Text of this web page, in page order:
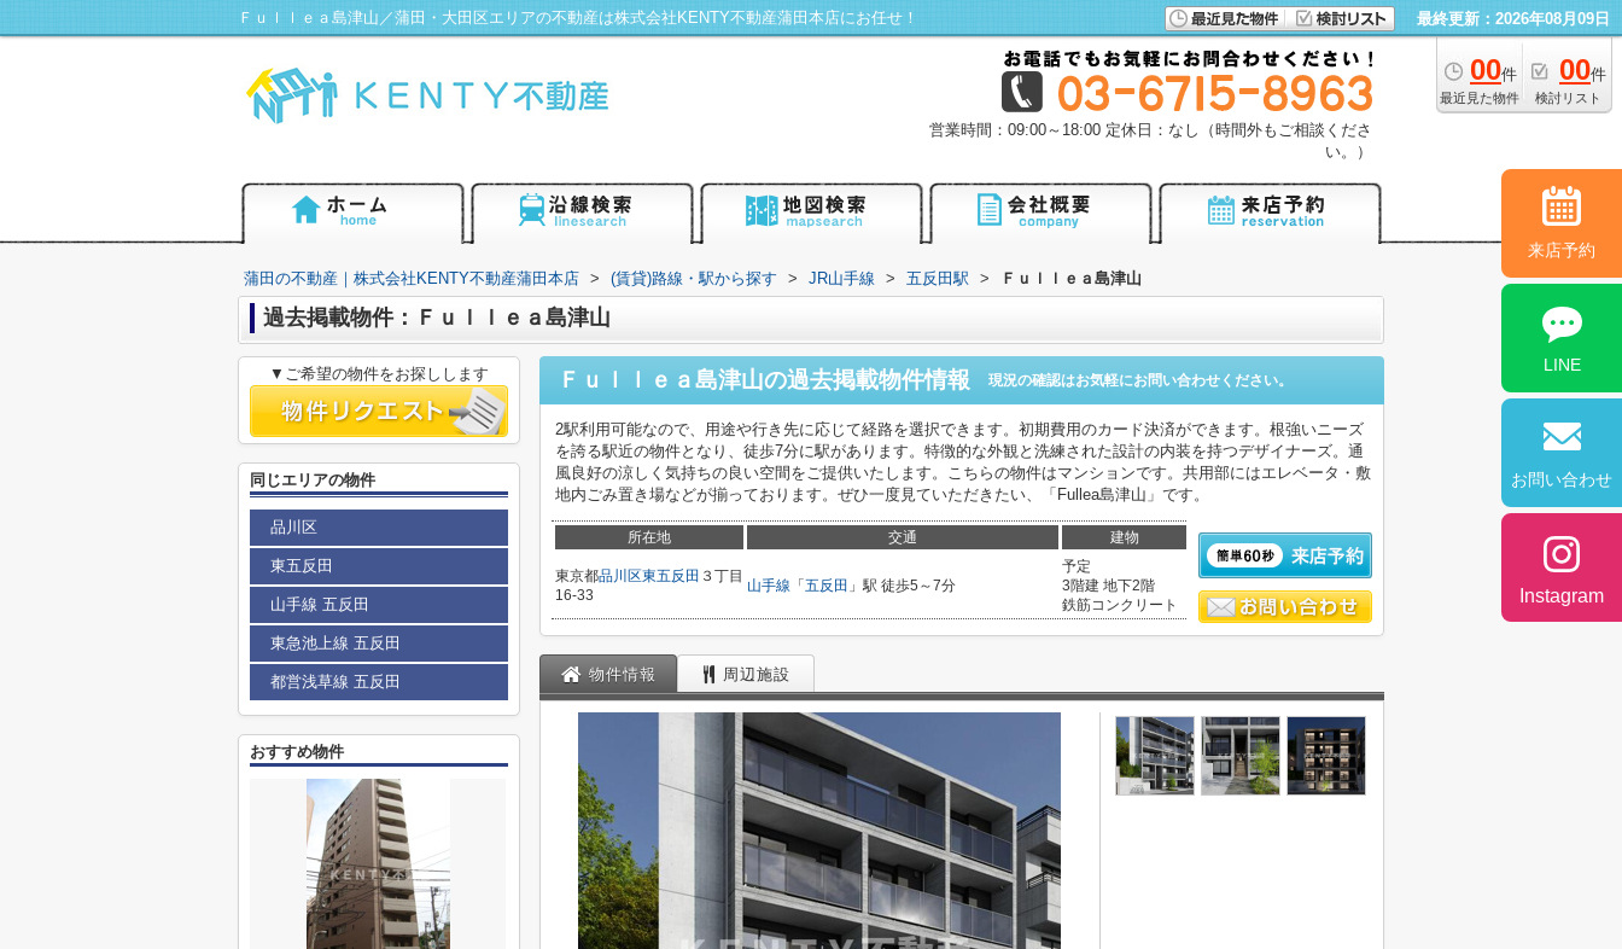
Ｆｕｌｌｅａ島津山／蒲田・大田区エリアの不動産は株式会社KENTY不動産蒲田本店にお任せ！ 最終更新：2026年08月09日
00件
最近見た物件
00件
検討リスト
営業時間：09:00～18:00 定休日：なし（時間外もご相談くださ
い。）
蒲田の不動産｜株式会社KENTY不動産蒲田本店 > (賃貸)路線・駅から探す > JR山手線 > 五反田駅 > Ｆｕｌｌｅａ島津山
過去掲載物件：Ｆｕｌｌｅａ島津山
Ｆｕｌｌｅａ島津山の過去掲載物件情報 現況の確認はお気軽にお問い合わせください。
2駅利用可能なので、用途や行き先に応じて経路を選択できます。初期費用のカード決済ができます。根強いニーズ
を誇る駅近の物件となり、徒歩7分に駅があります。特徴的な外観と洗練された設計の内装を持つデザイナーズ。通
風良好の涼しく気持ちの良い空間をご提供いたします。こちらの物件はマンションです。共用部にはエレベータ・敷
地内ごみ置き場などが揃っております。ぜひ一度見ていただきたい、「Fullea島津山」です。
所在地 交通 建物
東京都品川区東五反田 ３丁目
16-33
山手線 「 五反田 」駅 徒歩5～7分
予定
3階建 地下2階
鉄筋コンクリート
物件情報 周辺施設
▼ご希望の物件をお探しします
同じエリアの物件
品川区
東五反田
山手線 五反田
東急池上線 五反田
都営浅草線 五反田
おすすめ物件
来店予約
LINE
お問い合わせ
Instagram